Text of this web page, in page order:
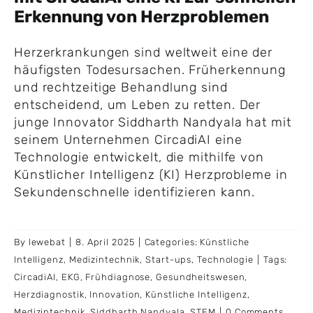
Erkennung von Herzproblemen
Herzerkrankungen sind weltweit eine der
häufigsten Todesursachen. Früherkennung
und rechtzeitige Behandlung sind
entscheidend, um Leben zu retten. Der
junge Innovator Siddharth Nandyala hat mit
seinem Unternehmen CircadiAI eine
Technologie entwickelt, die mithilfe von
Künstlicher Intelligenz (KI) Herzprobleme in
Sekundenschnelle identifizieren kann.
By lewebat 8. April 2025 Categories: Künstliche
Intelligenz, Medizintechnik,Start-ups,Technologie
Tags:
CircadiAI , EKG , Frühdiagnose,Gesundheitswesen,
Herzdiagnostik, Innovation, Künstliche Intelligenz,